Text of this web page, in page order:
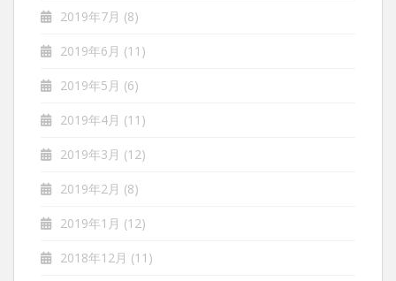
2019年7月 (8)
2019年6月 (11)
2019年5月 (6)
2019年4月 (11)
2019年3月 (12)
2019年2月 (8)
2019年1月 (12)
2018年12月 (11)